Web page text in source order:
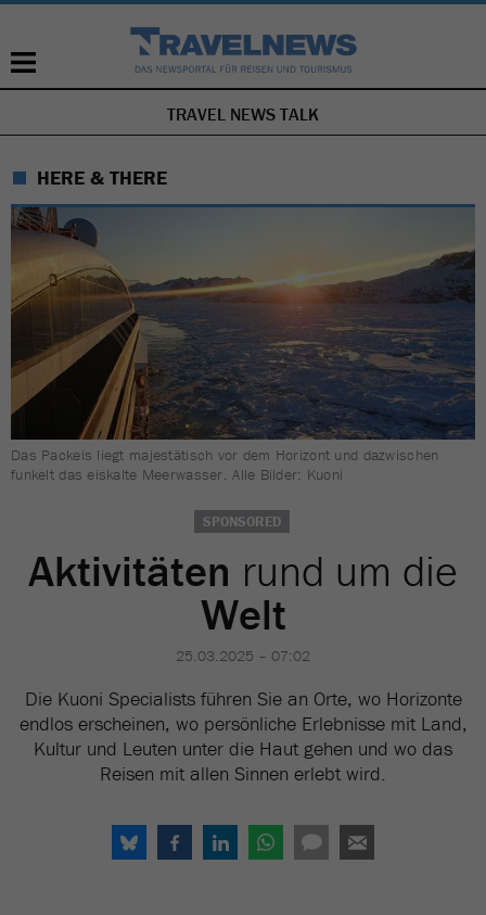
NAVIGATION
ÜBERSPRINGEN
TRAVEL NEWS TALK
HERE & THERE
Das Packeis liegt majestätisch vor dem Horizont und dazwischen
funkelt das eiskalte Meerwasser. Alle Bilder: Kuoni
SPONSORED
Aktivitäten rund um die
Welt
25.03.2025 – 07:02
Die Kuoni Specialists führen Sie an Orte, wo Horizonte
endlos erscheinen, wo persönliche Erlebnisse mit Land,
Kultur und Leuten unter die Haut gehen und wo das
Reisen mit allen Sinnen erlebt wird.